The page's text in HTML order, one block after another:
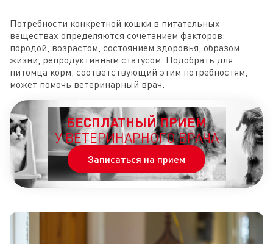
Потребности конкретной кошки в питательных
веществах определяются сочетанием факторов:
породой, возрастом, состоянием здоровья, образом
жизни, репродуктивным статусом. Подобрать для
питомца корм, соответствующий этим потребностям,
может помочь ветеринарный врач.
БЕСПЛАТНЫЙ ПРИЕМ
У ВЕТЕРИНАРНОГО ВРАЧА
Записаться на прием